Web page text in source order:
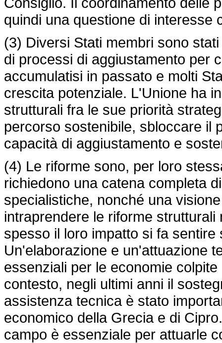
quindi una questione di interesse
(3) Diversi Stati membri sono
di processi di aggiustamento per
accumulatisi in passato e molti
crescita potenziale. L'Unione ha
strutturali fra le sue priorità
percorso sostenibile, sbloccare il
capacità di aggiustamento e
(4) Le riforme sono, per loro
richiedono una catena completa
specialistiche, nonché una
intraprendere le riforme
spesso il loro impatto si fa
Un'elaborazione e un'attuazione
essenziali per le economie
contesto, negli ultimi anni il
assistenza tecnica è stato
economico della Grecia e di
campo è essenziale per attuarle